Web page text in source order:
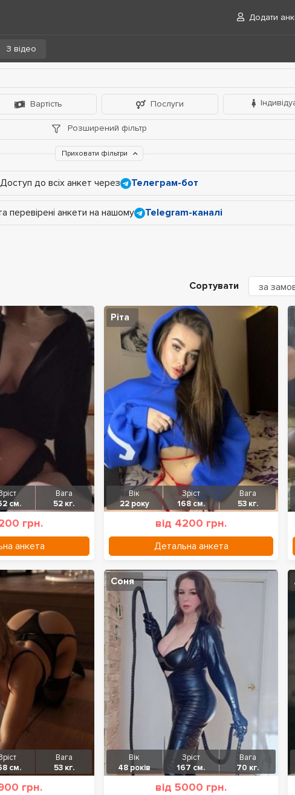
Додати
З відео
Вартість Послуги
Розширений фільтр
Приховати фільтри
Доступ до всіх анкет через Телеграм-бот
перевірені анкети на нашому Telegram-каналі
Сортувати
см.
Вага
52 кг.
грн.
анкета
Ріта
Вік
22 року
Зріст
168 см.
Вага
53 кг.
від 4200 грн.
Детальна анкета
см.
Вага
53 кг.
грн.
Соня
Вік
48 років
Зріст
167 см.
Вага
70 кг.
від 5000 грн.